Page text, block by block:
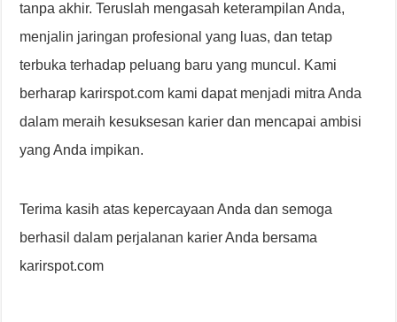
tanpa akhir. Teruslah mengasah keterampilan Anda,
menjalin jaringan profesional yang luas, dan tetap
terbuka terhadap peluang baru yang muncul. Kami
berharap karirspot.com kami dapat menjadi mitra Anda
dalam meraih kesuksesan karier dan mencapai ambisi
yang Anda impikan.
Terima kasih atas kepercayaan Anda dan semoga
berhasil dalam perjalanan karier Anda bersama
karirspot.com